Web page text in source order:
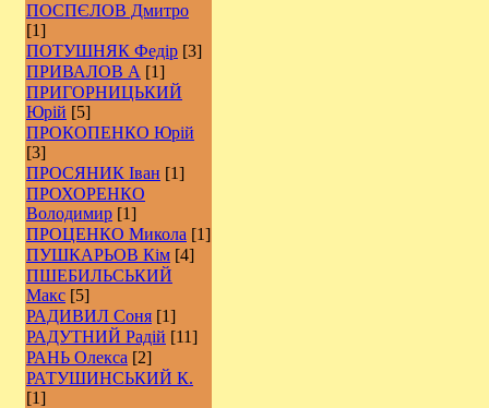
ПОСПЄЛОВ Дмитро
[1]
ПОТУШНЯК Федір [3]
ПРИВАЛОВ А [1]
ПРИГОРНИЦЬКИЙ
Юрій [5]
ПРОКОПЕНКО Юрій
[3]
ПРОСЯНИК Іван [1]
ПРОХОРЕНКО
Володимир [1]
ПРОЦЕНКО Микола [1]
ПУШКАРЬОВ Кім [4]
ПШЕБИЛЬСЬКИЙ
Макс [5]
РАДИВИЛ Соня [1]
РАДУТНИЙ Радій [11]
РАНЬ Олекса [2]
РАТУШИНСЬКИЙ К.
[1]